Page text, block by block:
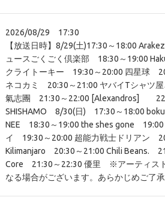
2026/08/29 17:30
【放送日時】8/29(土)17:30～18:00
ュースごくごく倶楽部 18:30～19:00
クライトーキー 19:30～20:00 四星球
ネコカミ 20:30～21:00 ヤバイTシャツ
氣志團 21:30～22:00 [Alexandros]
SHISHAMO 8/30(日) 17:30～18:00
NEE 18:30～19:00 the shes gone 19:00
イ 19:30～20:00 超能力戦士ドリアン
Kilimanjaro 20:30～21:00 Chili Beans.
Core 21:30～22:30 優里 ※アーティス
なる場合がございます。あらかじめご了承